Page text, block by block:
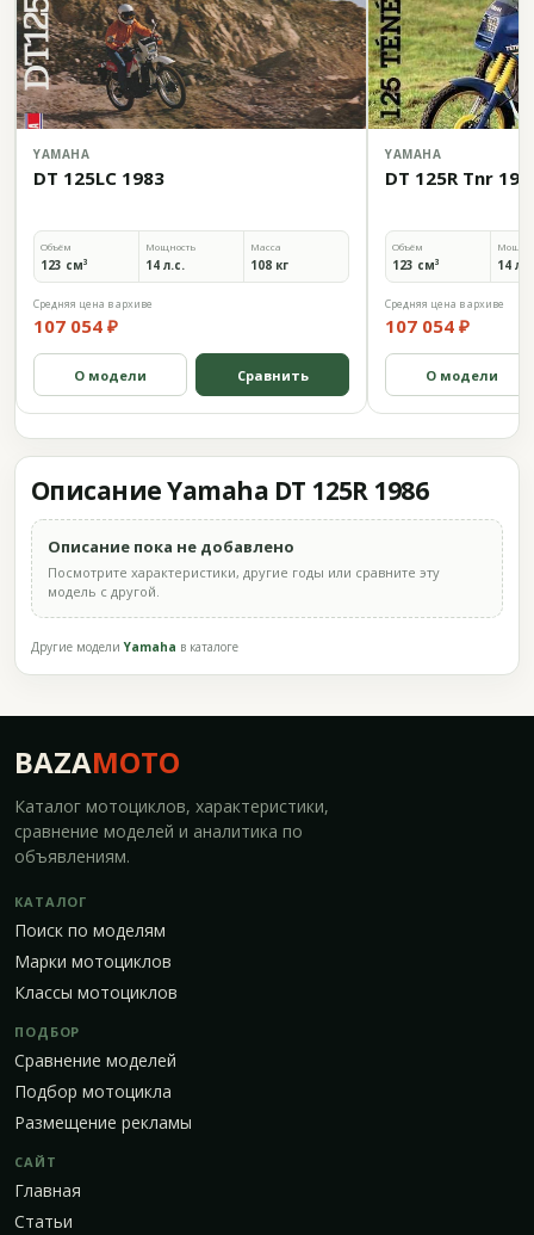
YAMAHA
DT 125LC 1983
Объём
123 см³
Мощность
14 л.с.
Масса
108 кг
Средняя цена в архиве
107 054 ₽
О модели Сравнить
YAMAHA
DT 125R Tnr
Объём
123 см³ 14
Средняя цена в архиве
107 054 ₽
О модели
Описание Yamaha DT 125R 1986
Описание пока не добавлено
Посмотрите характеристики, другие годы или сравните эту
модель с другой.
Другие моделиYamaha в каталоге
BAZAMOTO
Каталог мотоциклов, характеристики,
сравнение моделей и аналитика по
объявлениям.
КАТАЛОГ
Поиск по моделям
Марки мотоциклов
Классы мотоциклов
ПОДБОР
Сравнение моделей
Подбор мотоцикла
Размещение рекламы
САЙТ
Главная
Статьи